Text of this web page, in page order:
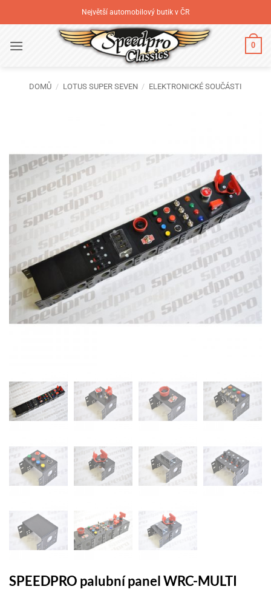
na
Největší automobilový butik v ČR
0
DOMŮ / LOTUS SUPER SEVEN / ELEKTRONICKÉ SOUČÁSTI
SPEEDPRO palubní panel WRC-MULTI